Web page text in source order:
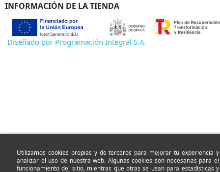
Utilizamos cookies propias y de terceros para mejorar tu experiencia y
analizar el uso de nuestra web. Algunas cookies son necesarias para el
funcionamiento del sitio, mientras que otras se usan para estadísticas y
INFORMACIÓN DE LA TIENDA
Diseñado por Programación Integral S.A.